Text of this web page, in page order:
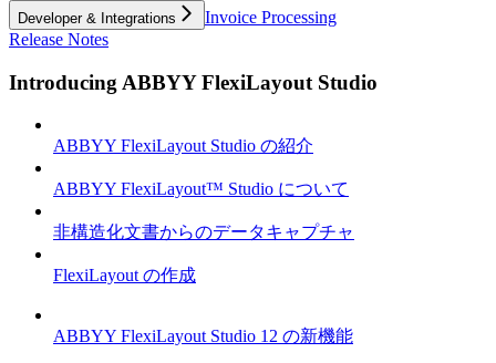
Developer & Integrations
Invoice Processing
Release Notes
Introducing ABBYY FlexiLayout Studio
ABBYY FlexiLayout Studio の紹介
ABBYY FlexiLayout™ Studio について
非構造化文書からのデータキャプチャ
FlexiLayout の作成
ABBYY FlexiLayout Studio 12 の新機能